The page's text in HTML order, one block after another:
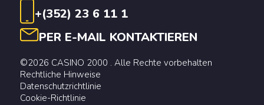
+(352) 23 6 11 1
PER E-MAIL KONTAKTIEREN
©2026 CASINO 2000 . Alle Rechte vorbehalten
Rechtliche Hinweise
Datenschutzrichtlinie
Cookie-Richtlinie